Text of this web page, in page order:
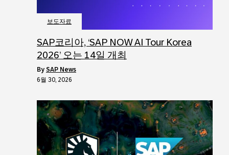
보도자료
SAP코리아, ‘SAP NOW AI Tour Korea
2026’ 오는 14일 개최
by SAP News
6월 30, 2026